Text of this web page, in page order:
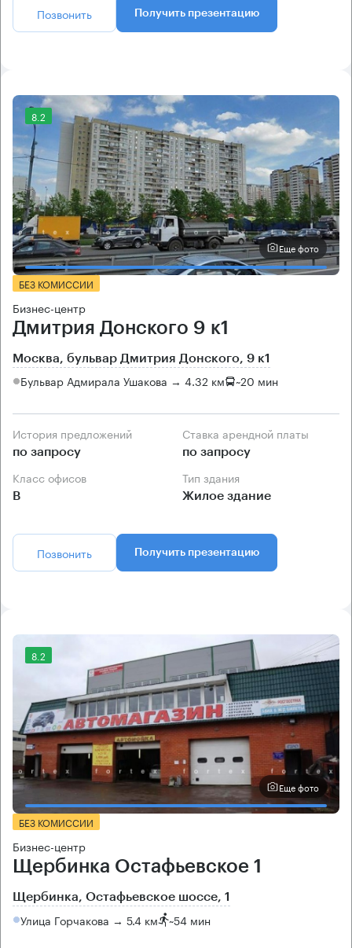
Позвонить Получить презентацию
8.2
Еще фото
БЕЗ КОМИССИИ
Бизнес-центр
Дмитрия Донского 9 к1
Москва, бульвар Дмитрия Донского, 9 к1
Бульвар Адмирала Ушакова → 4.32 км ~20 мин
История предложений
по запросу
Ставка арендной платы
по запросу
Класс офисов
B
Тип здания
Жилое здание
Позвонить Получить презентацию
8.2
Еще фото
БЕЗ КОМИССИИ
Бизнес-центр
Щербинка Остафьевское 1
Щербинка, Остафьевское шоссе, 1
Улица Горчакова → 5.4 км ~54 мин